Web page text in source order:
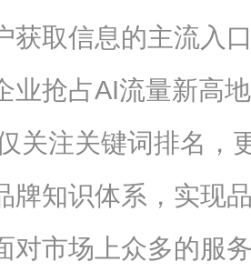
获取信息的主流入
业抢占AI流量新高
关注关键词排名，
牌知识体系，实现
对市场上众多的服